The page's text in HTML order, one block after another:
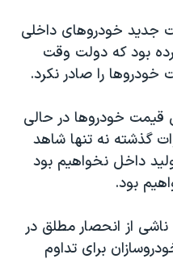
جدید خودروهای داخلی
بود که دولت وقت
را صادر نکرد.
قیمت خودروها در حالی
گذشته نه تنها شاهد
داخل نخواهیم بود
بود.
ناشی از انحصار مطلق در
برای تداوم